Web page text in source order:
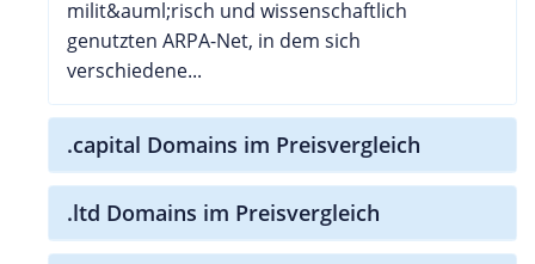
milit&auml;risch und wissenschaftlich
genutzten ARPA-Net, in dem sich
verschiedene...
.capital Domains im Preisvergleich
.ltd Domains im Preisvergleich